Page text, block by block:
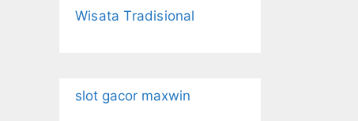
Wisata Tradisional
slot gacor maxwin